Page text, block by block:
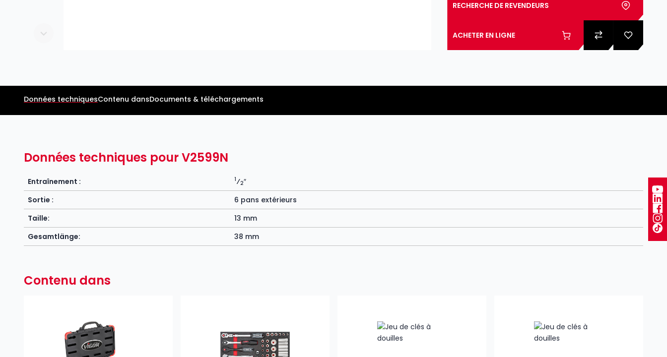
RECHERCHE DE REVENDEURS
ACHETER EN LIGNE
Données techniquesContenu dansDocuments & téléchargements
Données techniques pour V2599N
Entraînement : 1⁄2″
Sortie :
6 pans extérieurs
Taille:
13 mm
Gesamtlänge:
38 mm
Contenu dans